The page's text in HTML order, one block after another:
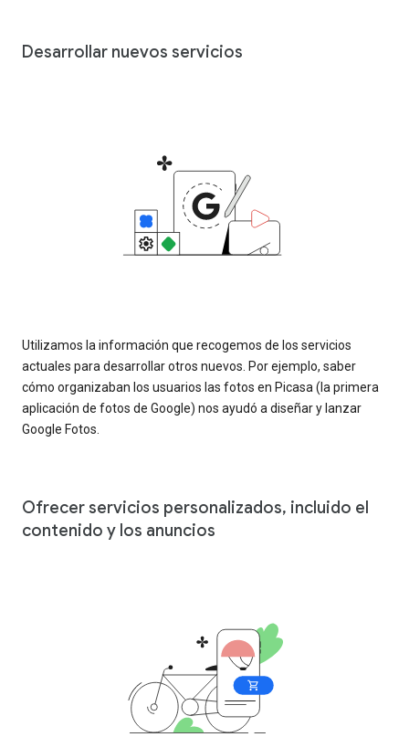
Desarrollar nuevos servicios
Utilizamos la información que recogemos de los servicios
actuales para desarrollar otros nuevos. Por ejemplo, saber
cómo organizaban los usuarios las fotos en Picasa (la primera
aplicación de fotos de Google) nos ayudó a diseñar y lanzar
Google Fotos.
Ofrecer servicios personalizados, incluido el
contenido y los anuncios